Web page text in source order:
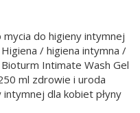
do higieny intymnej
/ higiena intymna /
Intimate Wash Gel
ml zdrowie i uroda
dla kobiet płyny